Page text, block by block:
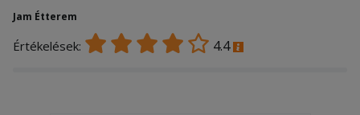
Jam Étterem
Értékelések: 4.4